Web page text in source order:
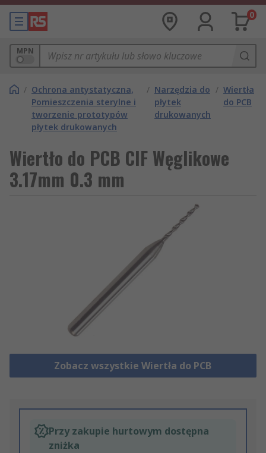
0
MPN
/ Ochrona antystatyczna,
Pomieszczenia sterylne i
tworzenie prototypów
płytek drukowanych
/ Narzędzia do
płytek
drukowanych
/ Wiertła
do PCB
Wiertło do PCB CIF Węglikowe
3.17mm 0.3 mm
Zobacz wszystkie Wiertła do PCB
Przy zakupie hurtowym dostępna
zniżka